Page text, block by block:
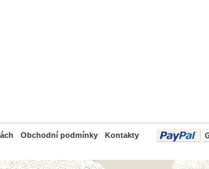
Obchodní podmínky Kontakty
PayPal